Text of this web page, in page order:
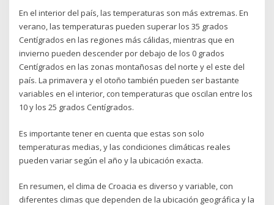
En el interior del país, las temperaturas son más extremas. En
verano, las temperaturas pueden superar los 35 grados
Centígrados en las regiones más cálidas, mientras que en
invierno pueden descender por debajo de los 0 grados
Centígrados en las zonas montañosas del norte y el este del
país. La primavera y el otoño también pueden ser bastante
variables en el interior, con temperaturas que oscilan entre los
10 y los 25 grados Centígrados.
Es importante tener en cuenta que estas son solo
temperaturas medias, y las condiciones climáticas reales
pueden variar según el año y la ubicación exacta.
En resumen, el clima de Croacia es diverso y variable, con
diferentes climas que dependen de la ubicación geográfica y la